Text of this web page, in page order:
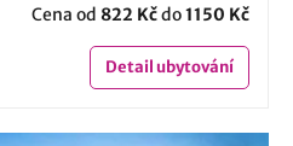
Cena od 822 Kčdo1150 Kč
Detailubytování